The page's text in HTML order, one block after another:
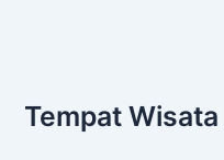
Tempat Wisata